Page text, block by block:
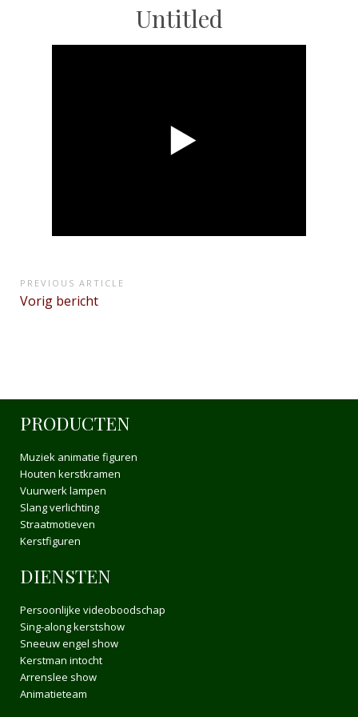
Untitled
Bericht
navigatie
PREVIOUS ARTICLE
Previous
Vorig bericht
PRODUCTEN
Muziek animatie figuren
Houten kerstkramen
Vuurwerk lampen
Slang verlichting
Straatmotieven
Kerstfiguren
DIENSTEN
Persoonlijke videoboodschap
Sing-along kerstshow
Sneeuw engel show
Kerstman intocht
Arrenslee show
Animatieteam